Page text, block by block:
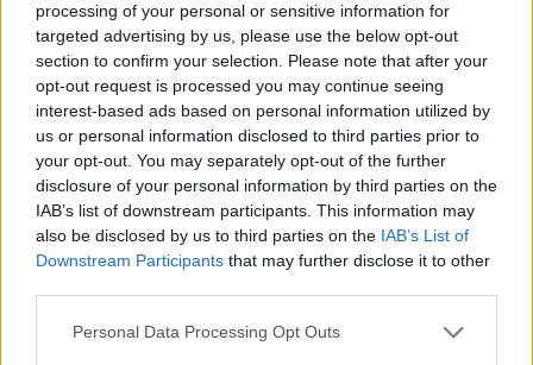
processing of your personal or sensitive information for
targeted advertising by us, please use the below opt-out
section to confirm your selection. Please note that after your
opt-out request is processed you may continue seeing
interest-based ads based on personal information utilized by
us or personal information disclosed to third parties prior to
your opt-out. You may separately opt-out of the further
disclosure of your personal information by third parties on the
IAB’s list of downstream participants. This information may
also be disclosed by us to third parties on the IAB’s List of
Downstream Participants that may further disclose it to other
Personal Data Processing Opt Outs
Podmiot
odpowiedzialny
Lenovo Technology B.V. Sp. z
ul. Gottlieba Daimlera 1
02-460 Warszawa
info_pl@lenovo.com
https://lenovo.com
Pomoc
https://support.lenovo.com/pl/pl/